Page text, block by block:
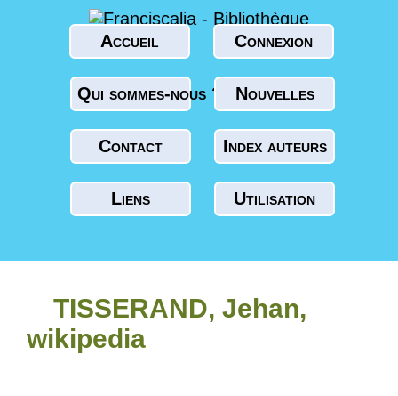
Accueil Connexion
Qui sommes-nous ? Nouvelles
Contact Index auteurs
Liens Utilisation
TISSERAND, Jehan,
wikipedia